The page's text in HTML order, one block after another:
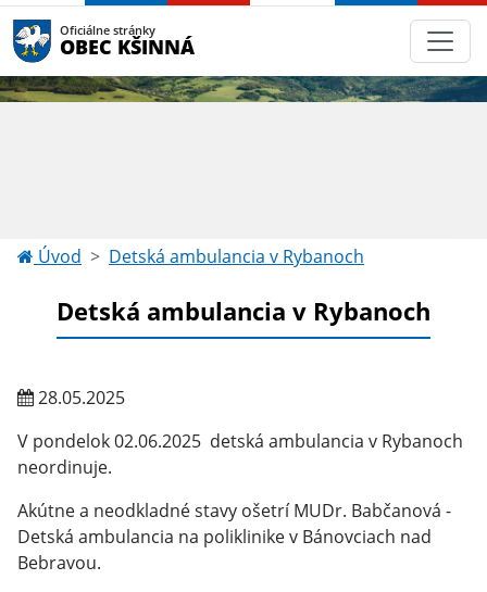
Oficiálne stránky
OBEC KŠINNÁ
Úvod Detská ambulancia v Rybanoch
Detská ambulancia v Rybanoch
28.05.2025
V pondelok 02.06.2025 detská ambulancia v Rybanoch
neordinuje.
Akútne a neodkladné stavy ošetrí MUDr. Babčanová -
Detská ambulancia na poliklinike v Bánovciach nad
Bebravou.